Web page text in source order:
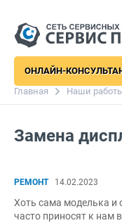
ОНЛАЙН-
Главная
Наши
Замена
РЕМОНТ 14.02.2023
Хоть сама моделька и
часто приносят к нам